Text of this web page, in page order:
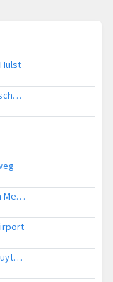
Politiehelikopter onderweg vanuit Bunschoten-Spakenburg
Ambulancehelikopter naar Leeuwarden Medical Center Heliport
Kustwachthelikopter naar Admiral De Ruyter Hospital Heliport